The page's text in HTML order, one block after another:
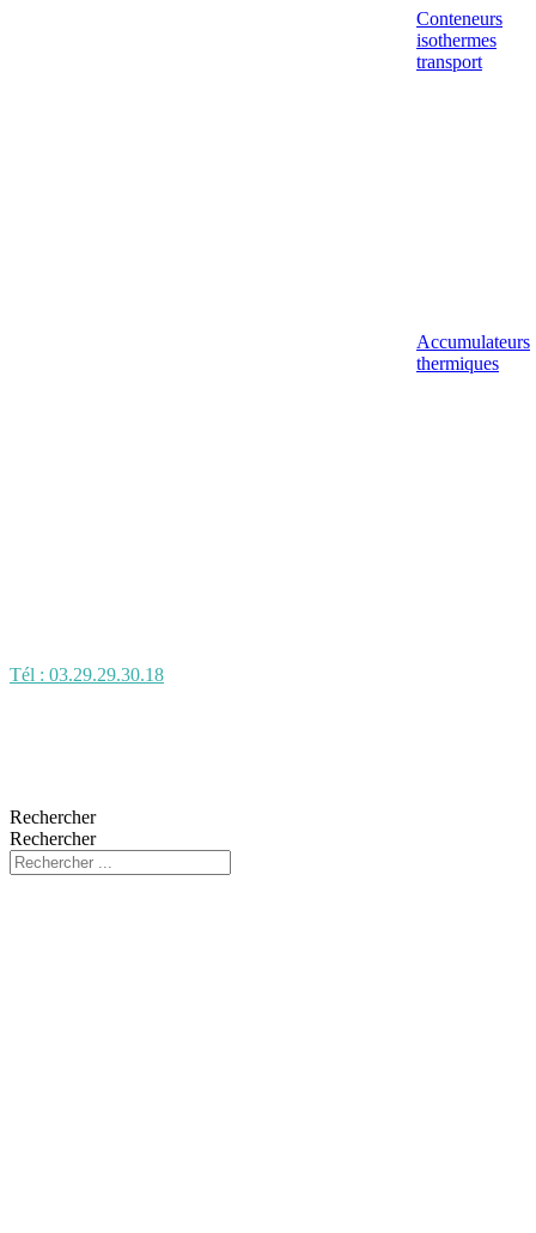
Conteneurs
isothermes
transport
Accumulateurs
thermiques
Tél : 03.29.29.30.18
Rechercher
Rechercher